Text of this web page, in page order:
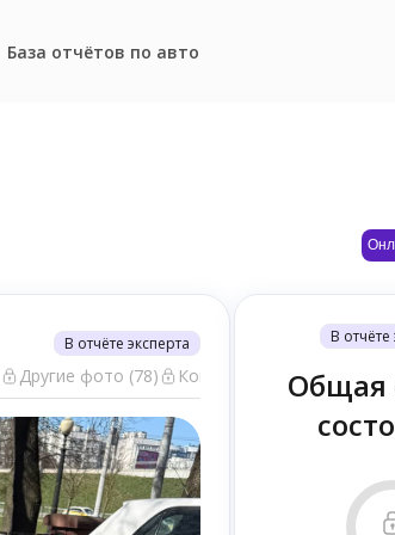
База отчётов по авто
В отчёте эксперта
Другие фото (78) Компьютерная
В отчёте
Общая